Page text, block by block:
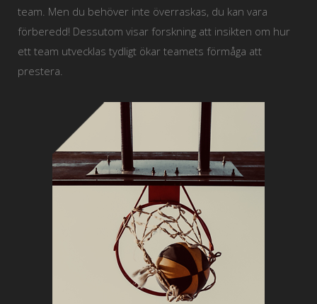
team. Men du behöver inte överraskas, du kan vara
förberedd! Dessutom visar forskning att insikten om hur
ett team utvecklas tydligt ökar teamets förmåga att
prestera.